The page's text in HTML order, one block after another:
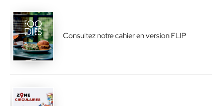
Consultez notre cahier en version FLIP